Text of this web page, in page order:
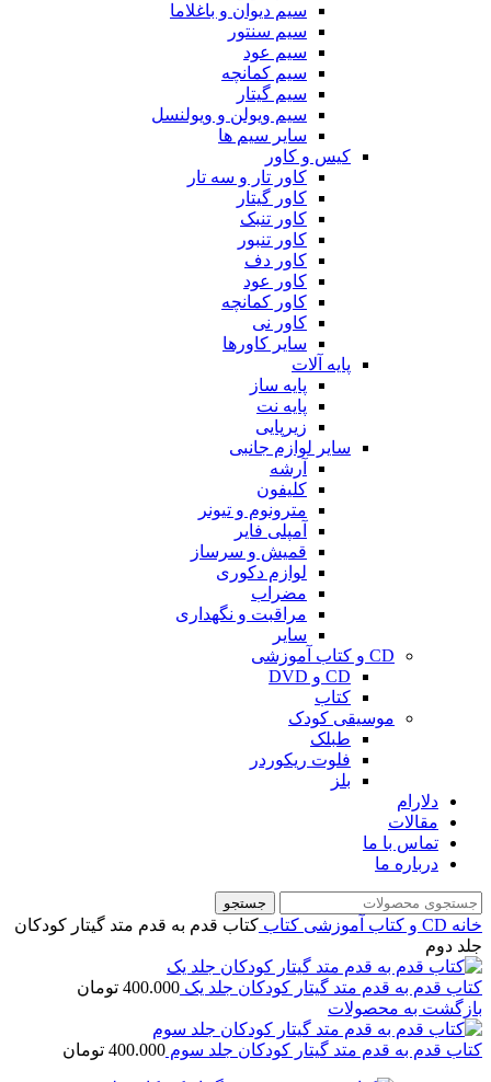
سیم دیوان و باغلاما
سیم سنتور
سیم عود
سیم کمانچه
سیم گیتار
سیم ویولن و ویولنسل
سایر سیم ها
کیس و کاور
کاور تار و سه تار
کاور گیتار
کاور تنبک
کاور تنبور
کاور دف
کاور عود
کاور کمانچه
کاور نی
سایر کاورها
پایه آلات
پایه ساز
پایه نت
زیرپایی
سایر لوازم جانبی
آرشه
کلیفون
مترونوم و تیونر
آمپلی فایر
قمیش و سرساز
لوازم دکوری
مضراب
مراقبت و نگهداری
سایر
CD و کتاب آموزشی
CD و DVD
کتاب
موسیقی کودک
طبلک
فلوت ریکوردر
بلز
دلارام
مقالات
تماس با ما
درباره ما
جستجو
خانه CD و کتاب آموزشی کتاب کتاب قدم به قدم متد گیتار کودکان
جلد دوم
کتاب قدم به قدم متد گیتار کودکان جلد یک 400.000 تومان
بازگشت به محصولات
کتاب قدم به قدم متد گیتار کودکان جلد سوم 400.000 تومان